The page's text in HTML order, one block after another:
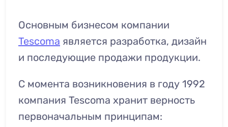
Основным бизнесом компании
Tescoma является разработка, дизайн
и последующие продажи продукции.
С момента возникновения в году 1992
компания Tescoma хранит верность
первоначальным принципам: